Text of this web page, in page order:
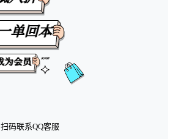
扫码联系QQ客服